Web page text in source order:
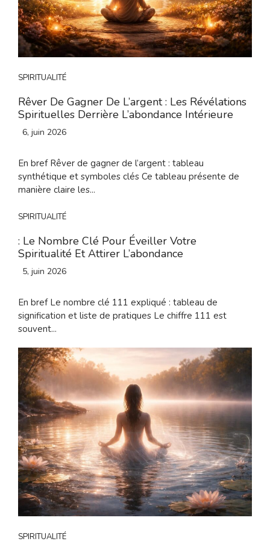
SPIRITUALITÉ
Rêver De Gagner De L’argent : Les Révélations
Spirituelles Derrière L’abondance Intérieure
6, juin 2026
En bref Rêver de gagner de l’argent : tableau
synthétique et symboles clés Ce tableau présente de
manière claire les...
SPIRITUALITÉ
: Le Nombre Clé Pour Éveiller Votre
Spiritualité Et Attirer L’abondance
5, juin 2026
En bref Le nombre clé 111 expliqué : tableau de
signification et liste de pratiques Le chiffre 111 est
souvent...
SPIRITUALITÉ